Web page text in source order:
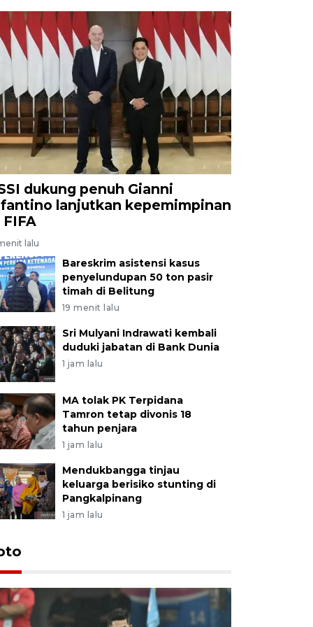
dukung penuh Gianni
lanjutkan kepemimpinan
FIFA
lalu
Bareskrim asistensi kasus
penyelundupan 50 ton pasir
timah di Belitung
19 menit lalu
Sri Mulyani Indrawati kembali
duduki jabatan di Bank Dunia
1 jam lalu
MA tolak PK Terpidana
Tamron tetap divonis 18
tahun penjara
1 jam lalu
Mendukbangga tinjau
keluarga berisiko stunting di
Pangkalpinang
1 jam lalu